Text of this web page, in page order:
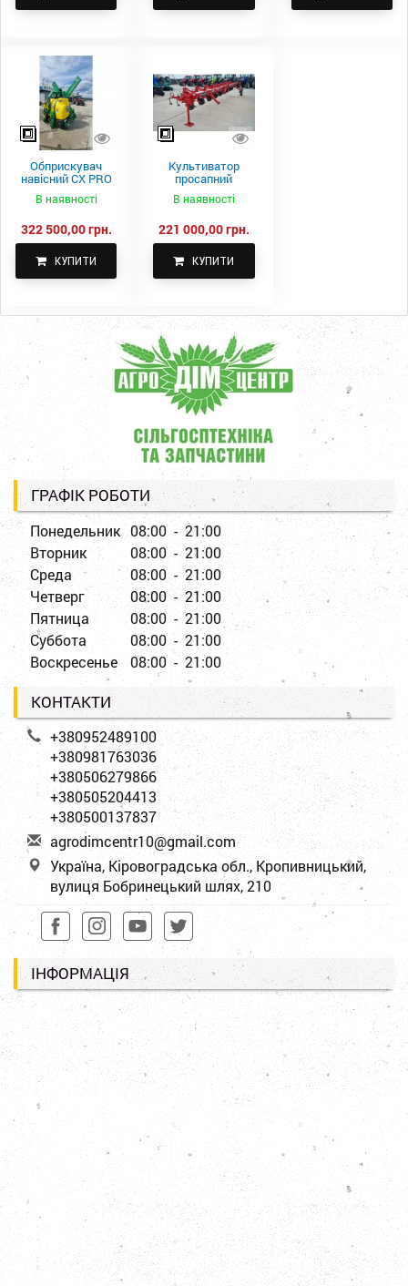
Обприскувач
навісний CX PRO
В наявності
322 500,00 грн.
КУПИТИ
Культиватор
просапний
КПН-5,6-05
В наявності
221 000,00 грн.
КУПИТИ
ГРАФІК РОБОТИ
Понедельник 08:00 - 21:00
Вторник
08:00 - 21:00
Среда
08:00 - 21:00
Четверг
08:00 - 21:00
Пятница
08:00 - 21:00
Суббота
08:00 - 21:00
Воскресенье
08:00 - 21:00
КОНТАКТИ
+380952489100
+380981763036
+380506279866
+380505204413
+380500137837
agrodimcentr10@gmail.com
Україна, Кіровоградська обл., Кропивницький,
вулиця Бобринецький шлях, 210
ІНФОРМАЦІЯ